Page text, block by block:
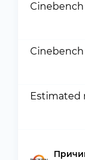
Cinebench
Cinebench
Estimated